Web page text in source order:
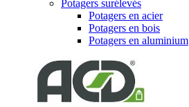
Potagers surélevés
Potagers en acier
Potagers en bois
Potagers en aluminium